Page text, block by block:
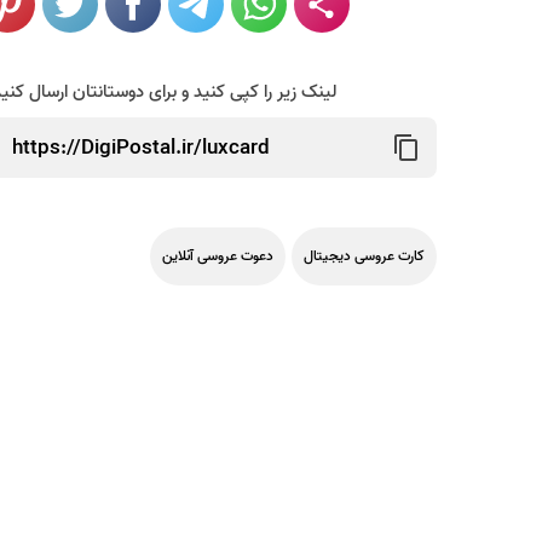
لینک زیر را کپی کنید و برای دوستانتان ارسال
کارت عروسی دیجیتال دعوت عروسی آنلاین